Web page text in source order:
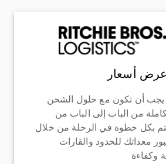
أسعار
يجب أن تكون مع حلول الشحن
من الباب إلى الباب من
بكل خطوة في الرحلة من خلال
معداتك للحدود والقارات
وكفاءة